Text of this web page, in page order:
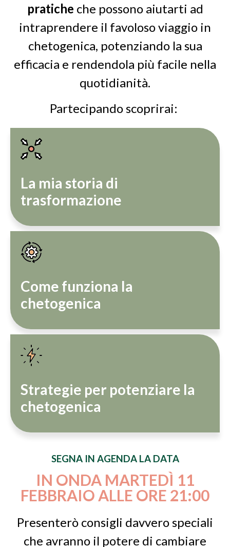
pratiche che possono aiutarti ad
intraprendere il favoloso viaggio in
chetogenica, potenziando la sua
efficacia e rendendola più facile nella
quotidianità.
Partecipando scoprirai:
La mia storia di
trasformazione
Come funziona la
chetogenica
Strategie per potenziare la
chetogenica
SEGNA IN AGENDA LA DATA
IN ONDA MARTEDÌ 11
FEBBRAIO ALLE ORE 21:00
Presenterò consigli davvero speciali
che avranno il potere di cambiare